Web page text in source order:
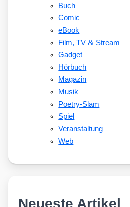
Buch
Comic
eBook
Film, TV&Stream
Gadget
Hörbuch
Magazin
Musik
Poetry-Slam
Spiel
Veranstaltung
Web
Neueste Artikel